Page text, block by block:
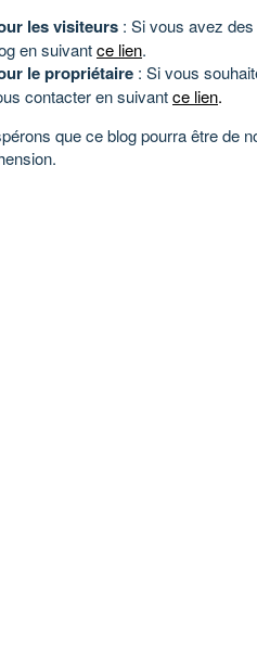
les visiteurs : Si vous avez
en suivantce lien.
le propriétaire : Si vous
contacter en suivantce lien.
que ce blog pourra être de